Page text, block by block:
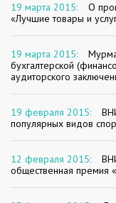
19 марта 2015:
О
«Лучшие товары и
19 марта 2015:
бухгалтерской
аудиторского
19 февраля 2015:
популярных видов
12 февраля 2015:
общественная премия